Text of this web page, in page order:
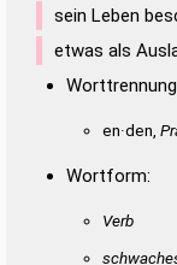
sein Leben
etwas als
en·den,
Wortform:
Verb